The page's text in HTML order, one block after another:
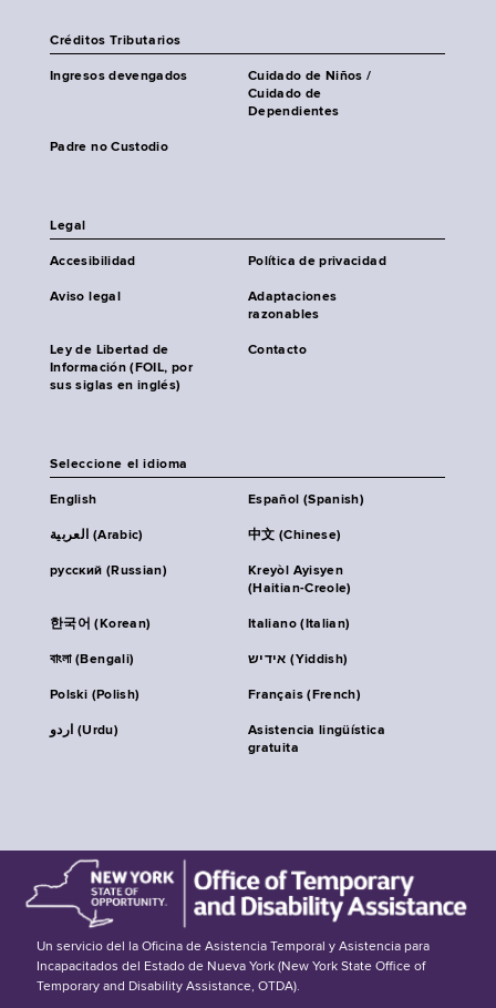
Créditos Tributarios
Ingresos devengados
Cuidado de Niños /
Cuidado de
Dependientes
Padre no Custodio
Legal
Accesibilidad Política de privacidad
Aviso legal
Adaptaciones
razonables
Ley de Libertad de
Información (FOIL, por
sus siglas en inglés)
Contacto
Seleccione el idioma
English Español (Spanish)
العربية (Arabic) 中文 (Chinese)
русский (Russian)
Kreyòl Ayisyen
(Haitian-Creole)
한국어 (Korean) Italiano (Italian)
বাংলা (Bengali) אידיש (Yiddish)
Polski (Polish) Français (French)
اردو (Urdu)
Asistencia lingüística
gratuita
Un servicio del la Oficina de Asistencia Temporal y Asistencia para
Incapacitados del Estado de Nueva York (New York State Office of
Temporary and Disability Assistance, OTDA).